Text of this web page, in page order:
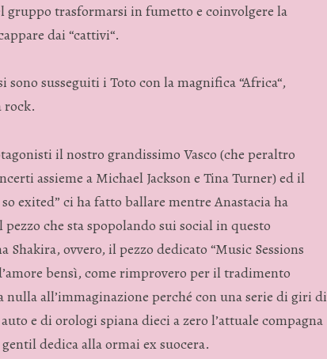
gruppo trasformarsi in fumetto e coinvolgere la
dai “cattivi“.
sono susseguiti i Toto con la magnifica “Africa“,
rock.
il nostro grandissimo Vasco (che peraltro
assieme a Michael Jackson e Tina Turner) ed il
exited” ci ha fatto ballare mentre Anastacia ha
che sta spopolando sui social in questo
ovvero, il pezzo dedicato “Music Sessions
bensì, come rimprovero per il tradimento
all’immaginazione perché con una serie di giri di
e di orologi spiana dieci a zero l’attuale compagna
dedica alla ormai ex suocera.